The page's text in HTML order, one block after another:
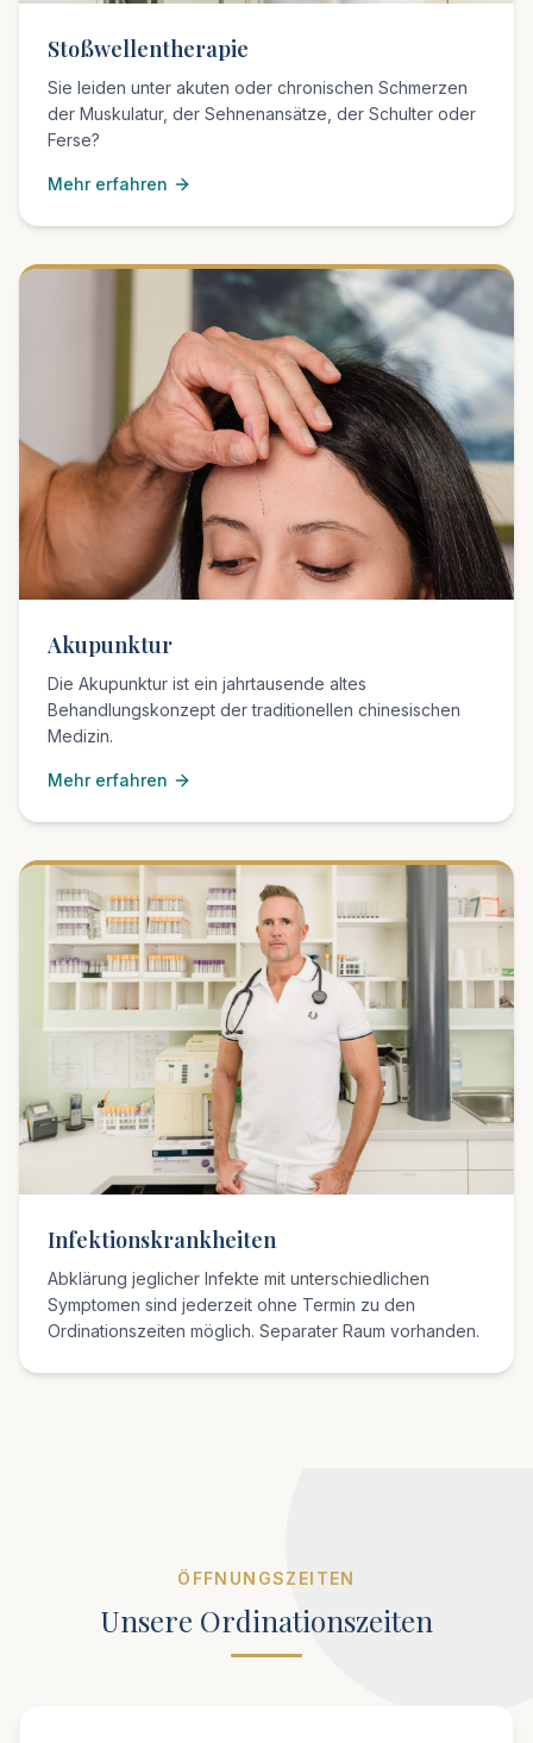
Stoßwellentherapie
Sie leiden unter akuten oder chronischen Schmerzen
der Muskulatur, der Sehnenansätze, der Schulter oder
Ferse?
Mehr erfahren
Akupunktur
Die Akupunktur ist ein jahrtausende altes
Behandlungskonzept der traditionellen chinesischen
Medizin.
Mehr erfahren
Infektionskrankheiten
Abklärung jeglicher Infekte mit unterschiedlichen
Symptomen sind jederzeit ohne Termin zu den
Ordinationszeiten möglich. Separater Raum vorhanden.
ÖFFNUNGSZEITEN
Unsere Ordinationszeiten